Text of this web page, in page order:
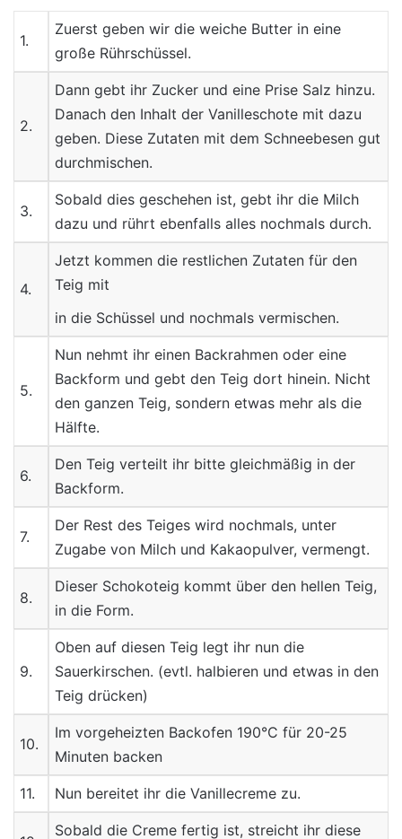
1.
Zuerst geben wir die weiche Butter in eine
große Rührschüssel.
2.
Dann gebt ihr Zucker und eine Prise Salz hinzu.
Danach den Inhalt der Vanilleschote mit dazu
geben. Diese Zutaten mit dem Schneebesen gut
durchmischen.
3.
Sobald dies geschehen ist, gebt ihr die Milch
dazu und rührt ebenfalls alles nochmals durch.
4.
Jetzt kommen die restlichen Zutaten für den
Teig mit
in die Schüssel und nochmals vermischen.
5.
Nun nehmt ihr einen Backrahmen oder eine
Backform und gebt den Teig dort hinein. Nicht
den ganzen Teig, sondern etwas mehr als die
Hälfte.
6.
Den Teig verteilt ihr bitte gleichmäßig in der
Backform.
7.
Der Rest des Teiges wird nochmals, unter
Zugabe von Milch und Kakaopulver, vermengt.
8.
Dieser Schokoteig kommt über den hellen Teig,
in die Form.
9.
Oben auf diesen Teig legt ihr nun die
Sauerkirschen. (evtl. halbieren und etwas in den
Teig drücken)
10.
Im vorgeheizten Backofen 190°C für 20-25
Minuten backen
11. Nun bereitet ihr die Vanillecreme zu.
Sobald die Creme fertig ist, streicht ihr diese